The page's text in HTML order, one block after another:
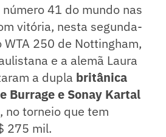
41 do mundo nas
vitória, nesta segunda-
250 de Nottingham,
e a alemã Laura
a dupla britânica
Burrage e Sonay Kartal
, no torneio que tem
275 mil.